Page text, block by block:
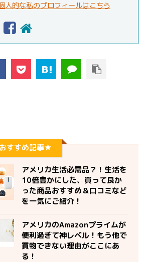
人的な私のプロフィールはこちら
すすめ記事★
アメリカ生活必需品？！生活を
10倍豊かにした、買って良か
った商品おすすめ＆口コミなど
を一気にご紹介！
アメリカのAmazonプライムが
便利過ぎて神レベル！もう他で
買物できない理由がここにあ
る！